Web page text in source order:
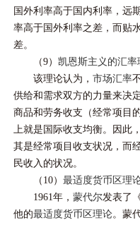
国外利率高于国内利率，远
率高于国外利率之差，而贴
差。
（9）凯恩斯主义的汇率
该理论认为，市场汇率
供给和需求双方的力量来决
商品和劳务收支（经常项目
上就是国际收支均衡。因此
其是经常项目收支状况，而
民收入的状况。
（10）最适度货币区理
1961年，蒙代尔发表了
他的最适度货币区理论。蒙